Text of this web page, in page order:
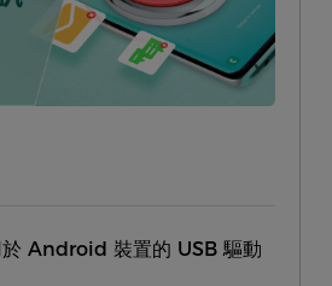
於 Android 裝置的 USB 驅動